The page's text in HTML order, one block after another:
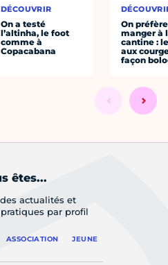
DÉCOUVRIR
On a testé
l’altinha, le foot
comme à
Copacabana
On préfère
manger à
cantine :
aux
façon
êtes...
actualités et
par profil
ASSOCIATION JEUNE